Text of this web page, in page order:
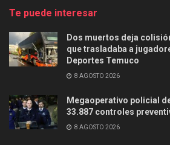
Te puede interesar
Dos muertos deja
que trasladaba a
Deportes Temuco
8 AGOSTO 2026
Megaoperativo policial
33.887 controles
8 AGOSTO 2026